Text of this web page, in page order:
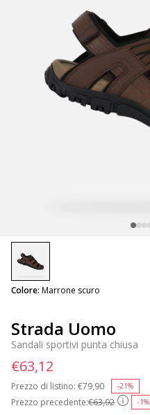
Strada Uomo
Sandali sportivi punta chiusa
Prezzo precedente:€63,92 -1%
Prezzo di listino: Price reduced from
€79,90 -21%
€63,12
Colore: Marrone scuro
selected